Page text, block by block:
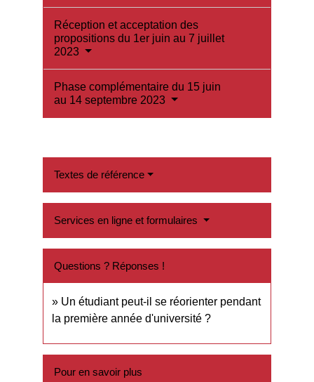
Réception et acceptation des
propositions du 1er juin au 7 juillet
2023
Phase complémentaire du 15 juin
au 14 septembre 2023
Textes de référence
Services en ligne et formulaires
Questions ? Réponses !
Un étudiant peut-il se réorienter pendant
la première année d'université ?
Pour en savoir plus